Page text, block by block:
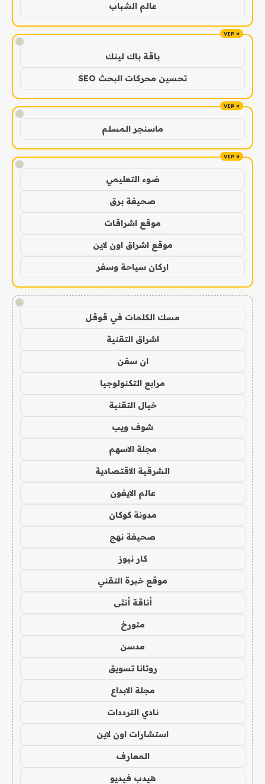
عالم الشباب
!
باقة باك لينك
تحسين محركات البحث SEO
!
ماسنجر المسلم
!
ضوء التعليمي
صحيفة برق
موقع اشراقات
موقع اشراق اون لاين
اركان سياحة وسفر
!
مسك الكلمات في قوقل
اشراق التقنية
ان سفن
مرابع التكنولوجيا
خيال التقنية
شوف ويب
مجلة الاسهم
الشرقية الاقتصادية
عالم الايفون
مدونة كوكان
صحيفة نهج
كار نيوز
موقع خبرة التقني
أناقة أنثى
متورخ
مدسن
روتانا تسويق
مجلة الابداع
نادي الترددات
استشارات اون لاين
المعارف
هيدب فيديو